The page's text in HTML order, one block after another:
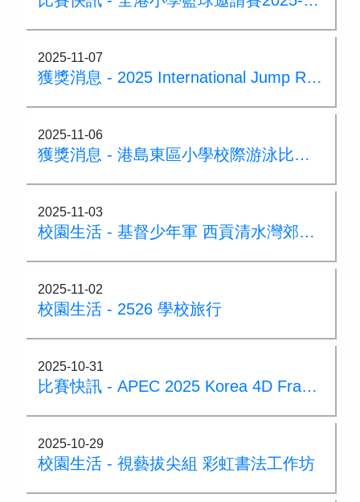
2025-11-07
獲獎消息 - 2025 International Jump Rope Master Tournament
2025-11-06
獲獎消息 - 港島東區小學校際游泳比賽 女子乙組50米蝶泳銀牌
2025-11-03
校園生活 - 基督少年軍 西貢清水灣郊野公園遠足活動
2025-11-02
校園生活 - 2526 學校旅行
2025-10-31
比賽快訊 - APEC 2025 Korea 4D Frame比賽
2025-10-29
校園生活 - 視藝拔尖組 彩虹書法工作坊